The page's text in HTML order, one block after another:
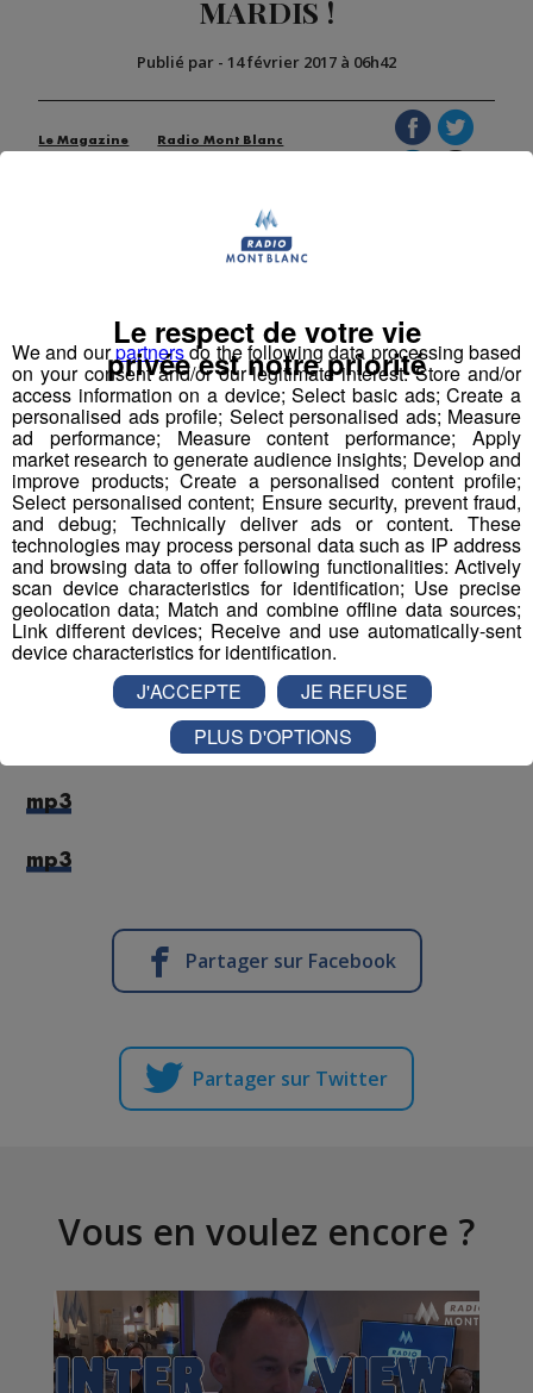
MARDIS !
Publié par - 14 février 2017 à 06h42
Le Magazine
Radio Mont Blanc
Sandrine FERRER, (professeur de danse/ chorégraphe/
metteur en scène/ masseuse en Ayurvéda depuis 25
ans) est créatrice du spectacle "Comba Lupis", tous les
mardis à 18h30 devant l'église de Combloux.
mp3
mp3
Partager sur Facebook
Partager sur Twitter
Vous en voulez encore ?
We and ourpartnersdo the following data processing based
on your consent and/or our legitimate interest: Store and/or
access information on a device; Select basic ads; Create a
personalised ads profile; Select personalised ads; Measure
ad performance; Measure content performance; Apply
market research to generate audience insights; Develop and
improve products; Create a personalised content profile;
Select personalised content; Ensure security, prevent fraud,
and debug; Technically deliver ads or content. These
technologies may process personal data such as IP address
and browsing data to offer following functionalities: Actively
scan device characteristics for identification; Use precise
geolocation data; Match and combine offline data sources;
Link different devices; Receive and use automatically-sent
device characteristics for identification.
Le respect de votre vie
privée est notre priorité
J'ACCEPTE
JE REFUSE
PLUS D'OPTIONS